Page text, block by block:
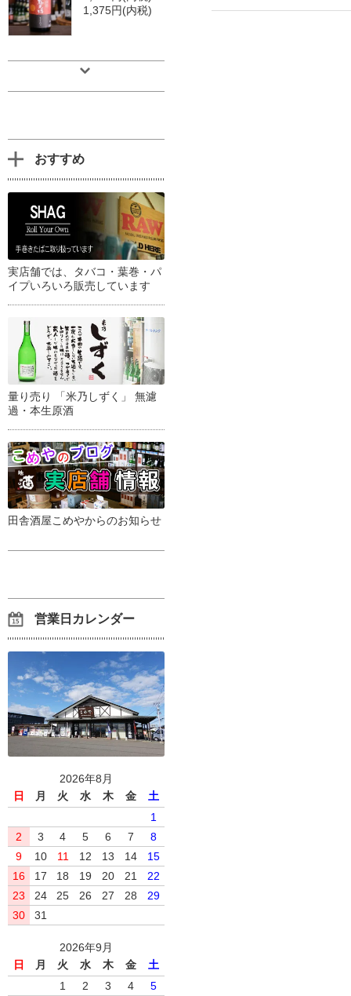
1,375円(内税)
おすすめ
実店舗では、タバコ・葉巻・パ
イプいろいろ販売しています
量り売り 「米乃しずく」 無濾
過・本生原酒
田舎酒屋こめやからのお知らせ
営業日カレンダー
2026年8月
日
月 火 水 木 金
土
1
2
3 4 5 6 7
8
9
10 11 12 13 14
15
16
17 18 19 20 21
22
23
24 25 26 27 28
29
30
31
2026年9月
日
月 火 水 木 金
土
1
2 3 4
5